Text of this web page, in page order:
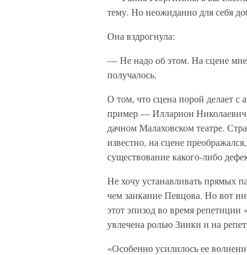
тему. Но неожиданно для себя
Она вздрогнула:
— Не надо об этом. На сцене мне
получалось.
О том, что сцена порой делает с
пример — Илларион Николаевич
дачном Малаховском театре.
известно, на сцене
существование какого-либо
Не хочу устанавливать прямых
чем заикание Певцова. Но вот
этот эпизод во время репетиции
увлечена ролью Зинки и на
«Особенно усилилось ее